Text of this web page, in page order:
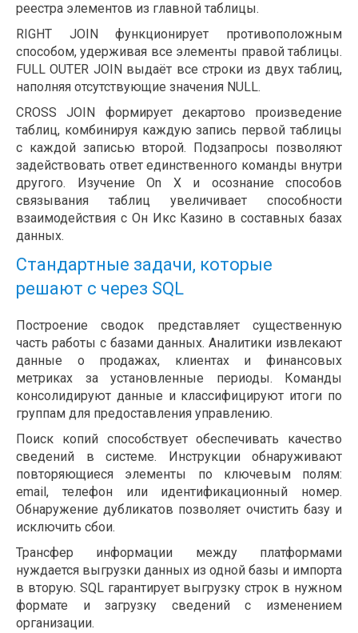
реестра элементов из главной таблицы.
RIGHT JOIN функционирует противоположным
способом, удерживая все элементы правой таблицы.
FULL OUTER JOIN выдаёт все строки из двух таблиц,
наполняя отсутствующие значения NULL.
CROSS JOIN формирует декартово произведение
таблиц, комбинируя каждую запись первой таблицы
с каждой записью второй. Подзапросы позволяют
задействовать ответ единственного команды внутри
другого. Изучение On X и осознание способов
связывания таблиц увеличивает способности
взаимодействия с Он Икс Казино в составных базах
данных.
Стандартные задачи, которые
решают с через SQL
Построение сводок представляет существенную
часть работы с базами данных. Аналитики извлекают
данные о продажах, клиентах и финансовых
метриках за установленные периоды. Команды
консолидируют данные и классифицируют итоги по
группам для предоставления управлению.
Поиск копий способствует обеспечивать качество
сведений в системе. Инструкции обнаруживают
повторяющиеся элементы по ключевым полям:
email, телефон или идентификационный номер.
Обнаружение дубликатов позволяет очистить базу и
исключить сбои.
Трансфер информации между платформами
нуждается выгрузки данных из одной базы и импорта
в вторую. SQL гарантирует выгрузку строк в нужном
формате и загрузку сведений с изменением
организации.